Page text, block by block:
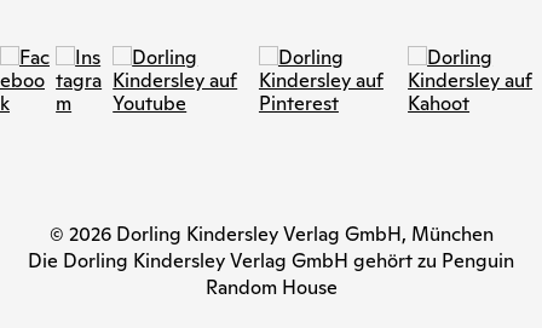
© 2026 Dorling Kindersley Verlag GmbH, München
Die Dorling Kindersley Verlag GmbH gehört zu Penguin
Random House